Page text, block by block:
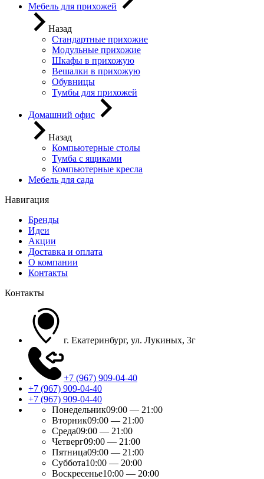
Мебель для прихожей
Назад
Стандартные прихожие
Модульные прихожие
Шкафы в прихожую
Вешалки в прихожую
Обувницы
Тумбы для прихожей
Домашний офис
Назад
Компьютерные столы
Тумба с ящиками
Компьютерные кресла
Мебель для сада
Навигация
Бренды
Идеи
Акции
Доставка и оплата
О компании
Контакты
Контакты
г. Екатеринбург, ул. Лукиных, 3г
+7 (967) 909-04-40
+7 (967) 909-04-40
+7 (967) 909-04-40
Понедельник09:00 — 21:00
Вторник09:00 — 21:00
Среда09:00 — 21:00
Четверг09:00 — 21:00
Пятница09:00 — 21:00
Суббота10:00 — 20:00
Воскресенье10:00 — 20:00